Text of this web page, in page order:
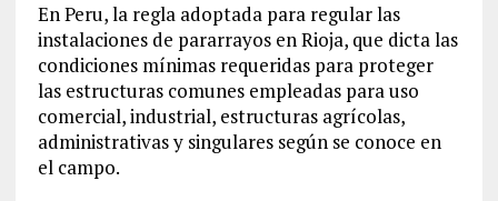
En Peru, la regla adoptada para regular las
instalaciones de pararrayos en Rioja, que dicta las
condiciones mínimas requeridas para proteger
las estructuras comunes empleadas para uso
comercial, industrial, estructuras agrícolas,
administrativas y singulares según se conoce en
el campo.